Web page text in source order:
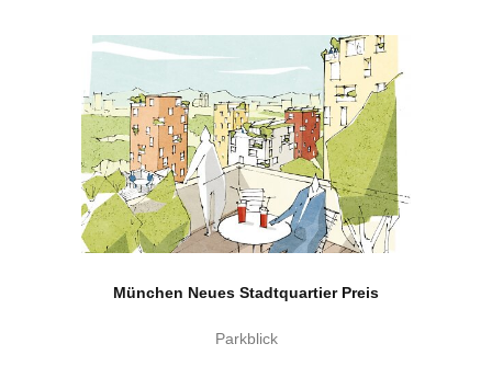
München Neues Stadtquartier Preis
Parkblick